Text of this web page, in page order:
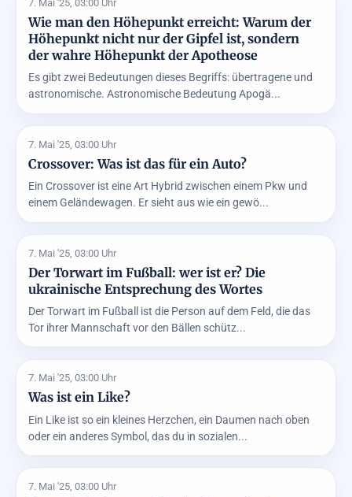
7. Mai '25, 03:00 Uhr
Wie man den Höhepunkt erreicht: Warum der
Höhepunkt nicht nur der Gipfel ist, sondern
der wahre Höhepunkt der Apotheose
Es gibt zwei Bedeutungen dieses Begriffs: übertragene und
astronomische. Astronomische Bedeutung Apogä...
7. Mai '25, 03:00 Uhr
Crossover: Was ist das für ein Auto?
Ein Crossover ist eine Art Hybrid zwischen einem Pkw und
einem Geländewagen. Er sieht aus wie ein gewö...
7. Mai '25, 03:00 Uhr
Der Torwart im Fußball: wer ist er? Die
ukrainische Entsprechung des Wortes
Der Torwart im Fußball ist die Person auf dem Feld, die das
Tor ihrer Mannschaft vor den Bällen schütz...
7. Mai '25, 03:00 Uhr
Was ist ein Like?
Ein Like ist so ein kleines Herzchen, ein Daumen nach oben
oder ein anderes Symbol, das du in sozialen...
7. Mai '25, 03:00 Uhr